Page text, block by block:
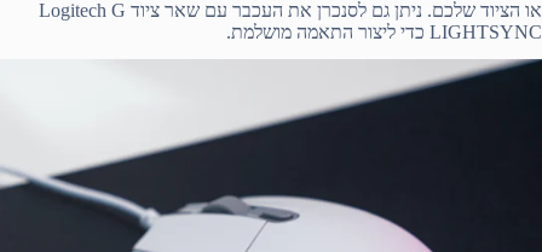
או הציוד שלכם. ניתן גם לסנכרן את העכבר עם שאר ציוד Logitech G
LIGHTSYNC כדי ליצור התאמה מושלמת.